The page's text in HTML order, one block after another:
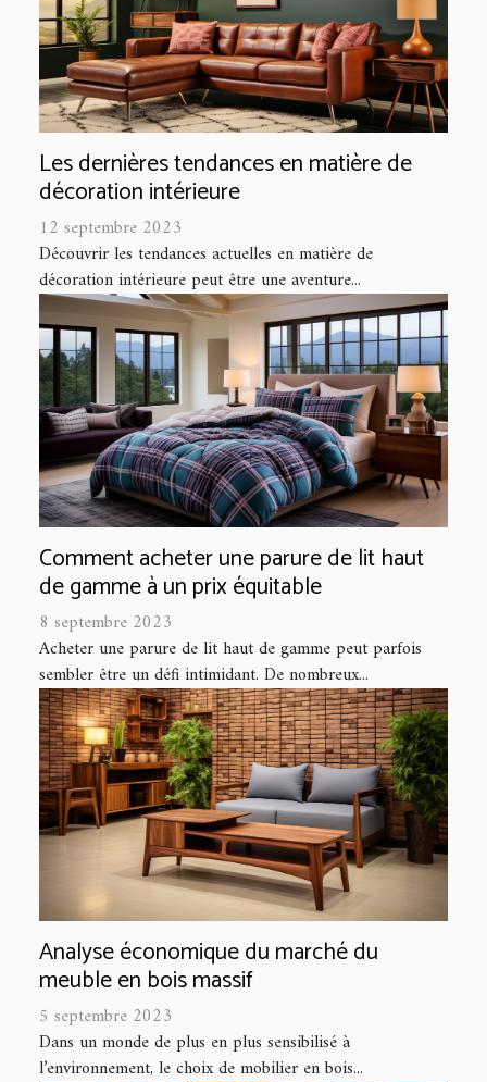
Les dernières tendances en matière de
décoration intérieure
12 septembre 2023
Découvrir les tendances actuelles en matière de
décoration intérieure peut être une aventure...
Comment acheter une parure de lit haut
de gamme à un prix équitable
8 septembre 2023
Acheter une parure de lit haut de gamme peut parfois
sembler être un défi intimidant. De nombreux...
Analyse économique du marché du
meuble en bois massif
5 septembre 2023
Dans un monde de plus en plus sensibilisé à
l’environnement, le choix de mobilier en bois...